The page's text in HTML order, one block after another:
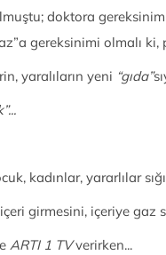
doktora gereksinim
gereksinimi olmalı
yaralıların yeni “gıda”
kadınlar, yararlılar
girmesini, içeriye gaz
ARTI 1 TVverirken...